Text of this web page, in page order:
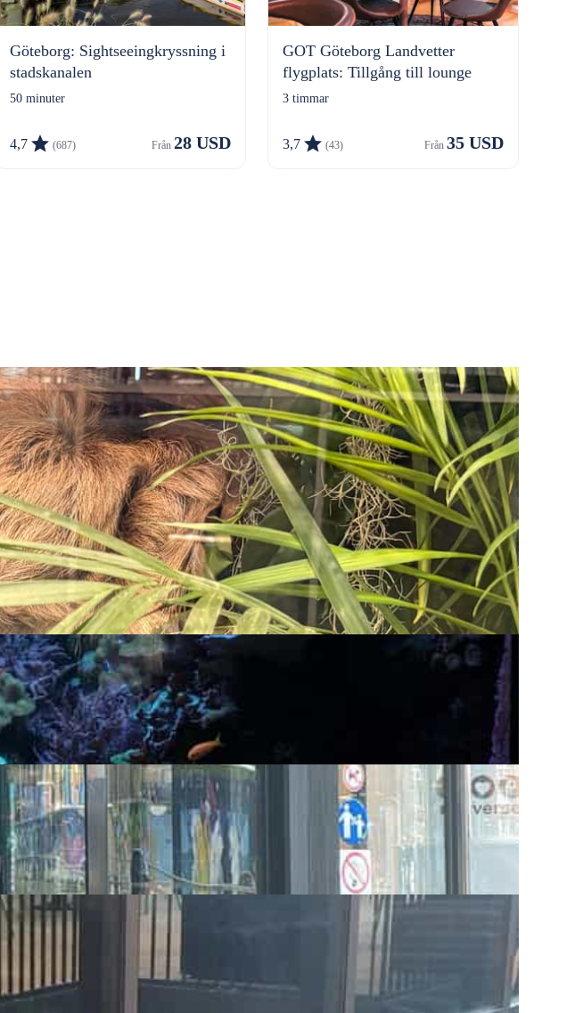
Göteborg: Sightseeingkryssning i
stadskanalen
50 minuter
4,7 (687) 28 USD
GOT Göteborg Landvetter
flygplats: Tillgång till lounge
3 timmar
3,7 (43) 35 USD